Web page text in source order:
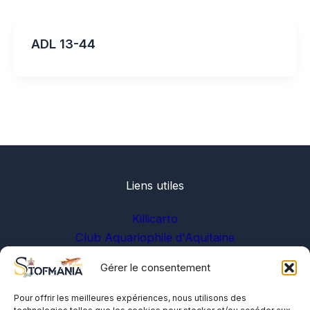
Gérer le consentement
Pour offrir les meilleures expériences, nous utilisons des
ADL 13-44
Liens utiles
Killicarto
Club Aquariophile d'Aquitaine